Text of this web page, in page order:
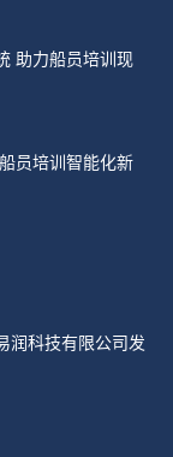
助力船员培训现
员培训智能化新
润科技有限公司发